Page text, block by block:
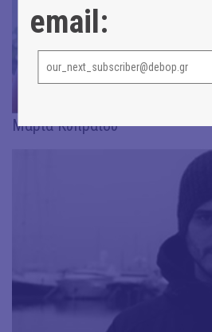
Μαρία Κυπραίου
email: